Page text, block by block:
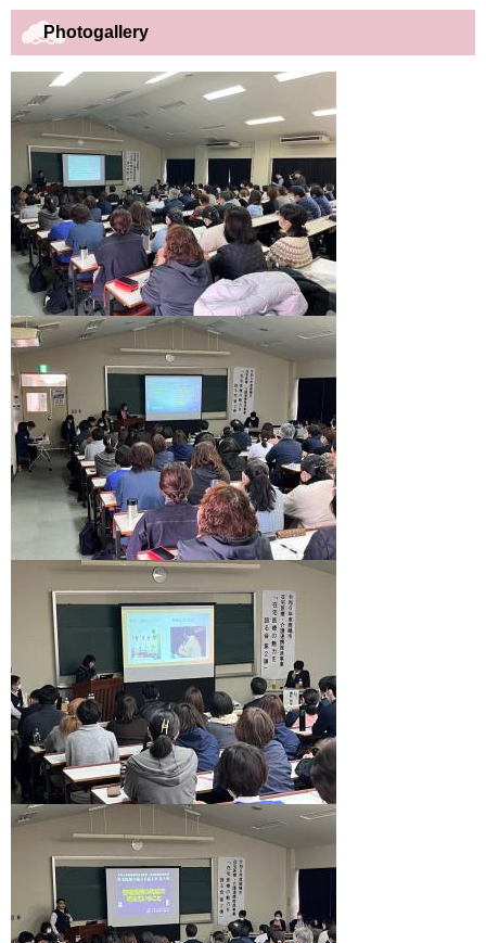
Photogallery